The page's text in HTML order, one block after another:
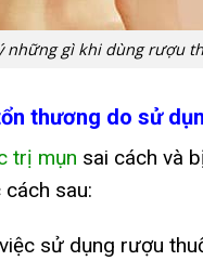
những gì khi dùng rượu
thương do sử
trị mụn sai cách và
sau:
sử dụng rượu